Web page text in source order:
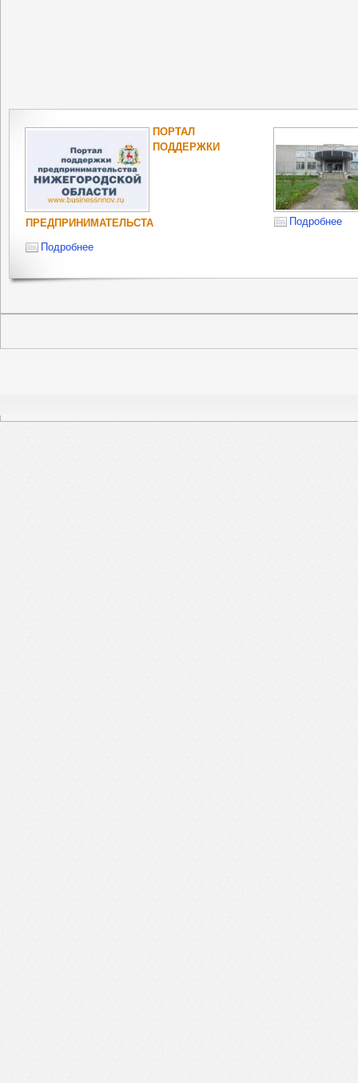
ПОРТАЛ
ПОДДЕРЖКИ
ПРЕДПРИНИМАТЕЛЬСТА
Подробнее
Подробнее